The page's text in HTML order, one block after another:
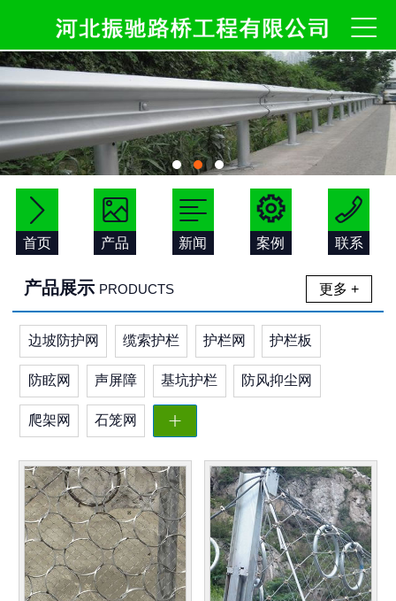


首页

产品

新闻

案例

联系
产品展示 PRODUCTS 更多 +
边坡防护网 缆索护栏 护栏网 护栏板
防眩网 声屏障 基坑护栏 防风抑尘网
爬架网 石笼网 